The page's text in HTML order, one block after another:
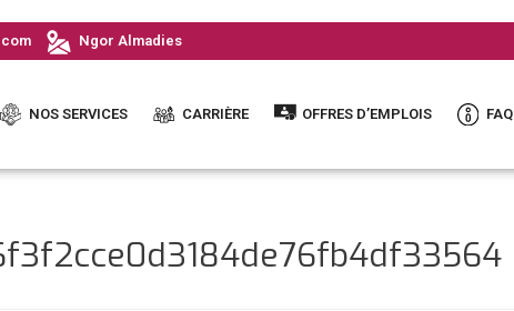
Ngor Almadies
NOS SERVICES CARRIÈRE OFFRES D’EMPLOIS FAQ